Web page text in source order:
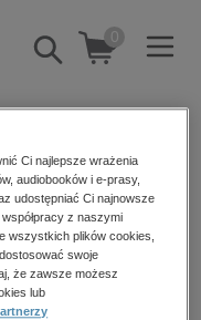
Pokaż/schowaj
wyszukiwarkę
0
Ci najlepsze wrażenia
audiobooków i e-prasy,
udostępniać Ci najnowsze
z naszymi
wszystkich plików cookies,
swoje
że zawsze możesz
lub